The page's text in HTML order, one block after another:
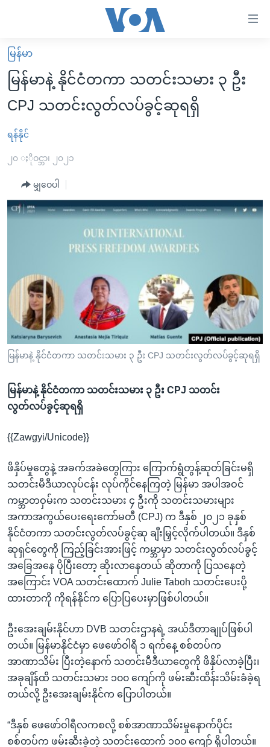
လွယ်ကူ
စေ
သည့်
များ
ပင်မ
ကျော်
ညွန်း
စာမျက်နှာ
ကျော်
ကြည့်
ရှာဖွေ
ရန်
သို့
ရန်
မူလစာမျက်နှာ
မြန်မာ
ကမ္ဘာ့သတင်းများ
နိုင်ငံတကာ
အစ္စရေး-ပါလက်စတိုင်း
ဗွီဒီယို
အင်္ဂလိပ်စာလေ့လာမယ်
အမေရိကန်သုံးအီဒီယံ
မကြေးမုံရဲ့ အင်္ဂလိပ်စာ
သုတပဒေသာ အင်္ဂလိပ်စာ
အပတ်စဉ်ကဏ္ဍများ
ရေဒီယိုနှင့်ရုပ်သံ အချက်အလက်များ
Learning English
ဗွီအိုအေ လူမှုကွန်ယက်များ
ဘာသာစကားများ
မြန်မာ
မြန်မာနဲ့ နိုင်ငံတကာ သတင်းသမား ၃ ဦး
CPJ သတင်းလွတ်လပ်ခွင့်ဆုရရှိ
ရန်နိုင်
၂၀ ႏိုဝင္ဘာ၊ ၂၀၂၁
မျှဝေပါ
မြန်မာနဲ့ နိုင်ငံတကာ သတင်းသမား ၃ ဦး CPJ သတင်းလွတ်လပ်ခွင့်ဆုရရှိ
မြန်မာနဲ့ နိုင်ငံတကာ သတင်းသမား ၃ ဦး CPJ သတင်း
လွတ်လပ်ခွင့်ဆုရရှိ
{{Zawgyi/Unicode}}
ဖိနှိပ်မှုတွေနဲ့ အခက်အခဲတွေကြား ကြောက်ရွံတွန့်ဆုတ်ခြင်းမရှိ
သတင်းမီဒီယာလုပ်ငန်း လုပ်ကိုင်နေကြတဲ့ မြန်မာ အပါအဝင်
ကမ္ဘာတဝှမ်းက သတင်းသမား ၄ ဦးကို သတင်းသမားများ
အကာအကွယ်ပေးရေးကော်မတီ (CPJ) က ဒီနှစ် ၂၀၂၁ ခုနှစ်
နိုင်ငံတကာ သတင်းလွတ်လပ်ခွင့်ဆု ချီးမြှင့်လိုက်ပါတယ်။ ဒီနှစ်
ဆုရှင်တွေကို ကြည့်ခြင်းအားဖြင့် ကမ္ဘာမှာ သတင်းလွတ်လပ်ခွင့်
အခြေအနေ ပိုပြီးတော့ ဆိုးလာနေတယ် ဆိုတာကို ပြသနေတဲ့
အကြောင်း VOA သတင်းထောက် Julie Taboh သတင်းပေးပို့
ထားတာကို ကိုရန်နိုင်က ပြောပြပေးမှာဖြစ်ပါတယ်။
ဦးအေးချမ်းနိုင်ဟာ DVB သတင်းဌာနရဲ့ အယ်ဒီတာချုပ်ဖြစ်ပါ
တယ်။ မြန်မာနိုင်ငံမှာ ဖေဖော်ဝါရီ ၁ ရက်နေ့ စစ်တပ်က
အာဏာသိမ်း ပြီးတဲ့နောက် သတင်းမီဒီယာတွေကို ဖိနှိပ်လာခဲ့ပြီး၊
အခုချိန်ထိ သတင်းသမား ၁၀၀ ကျော်ကို ဖမ်းဆီးထိန်းသိမ်းခံခဲ့ရ
တယ်လို့ ဦးအေးချမ်းနိုင်က ပြောပါတယ်။
“ဒီနှစ် ဖေဖော်ဝါရီလကစလို့ စစ်အာဏာသိမ်းမှုနောက်ပိုင်း
စစ်တပ်က ဖမ်းဆီးခဲ့တဲ့ သတင်းထောက် ၁၀၀ ကျော် ရှိပါတယ်။